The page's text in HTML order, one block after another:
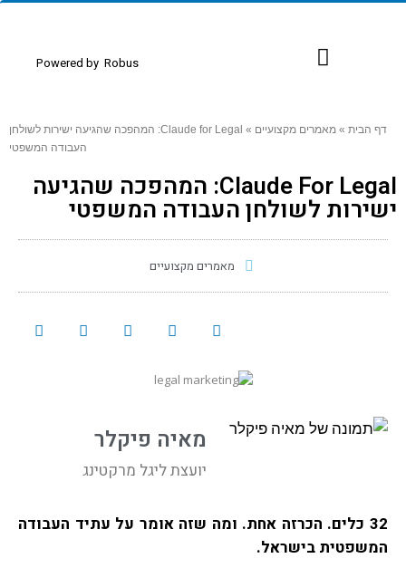
Powered by Robus
דף הבית » מאמרים מקצועיים »
Claude for Legal: המהפכה שהגיעה ישירות לשולחן
העבודה המשפטי
Claude For Legal: המהפכה שהגיעה
ישירות לשולחן העבודה המשפטי
מאמרים מקצועיים
מאיה פיקלר
יועצת ליגל מרקטינג
32 כלים. הכרזה אחת. ומה שזה אומר על עתיד העבודה
המשפטית בישראל.